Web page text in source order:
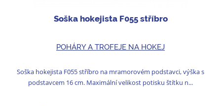
Soška hokejista F055 stříbro
POHÁRY A TROFEJE NA HOKEJ
Soška hokejista F055 stříbro na mramorovém podstavci, výška s
podstavcem 16 cm. Maximální velikost potisku štítku n...